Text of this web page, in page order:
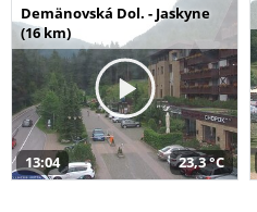
Demänovská Dol. - Jaskyne
(16 km)
13:04 23,3 °C